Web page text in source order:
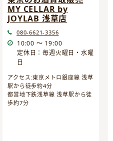
MY CELLAR by
JOYLAB 浅草店
080-6621-3356
10:00 ～ 19:00
定休日：毎週火曜日・水曜
日
アクセス:東京メトロ銀座線 浅草
駅から徒歩約4分
都営地下鉄浅草線 浅草駅から徒
歩約7分